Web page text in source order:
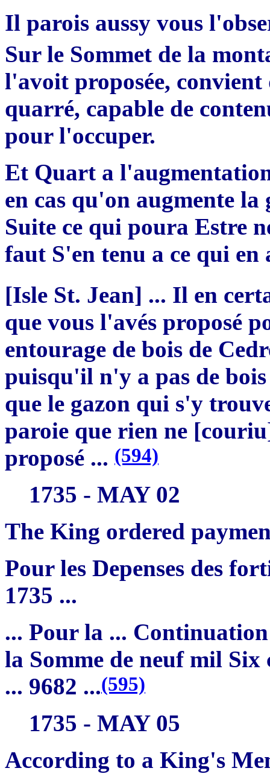
Il parois aussy vous
Sur le Sommet de la
l'avoit proposée,
quarré, capable de
pour l'occuper.
Et Quart a
en cas qu'on augmente
Suite ce qui poura Estre
faut S'en tenu a ce qui en
[Isle St. Jean] ... Il en
que vous l'avés proposé
entourage de bois de
puisqu'il n'y a pas de bois
que le gazon qui s'y
paroie que rien ne
proposé ... (594)
1735 - MAY 02
The King ordered
Pour les Depenses des
1735 ...
... Pour la ...
la Somme de neuf mil
... 9682 ...(595)
1735 - MAY 05
According to a King's